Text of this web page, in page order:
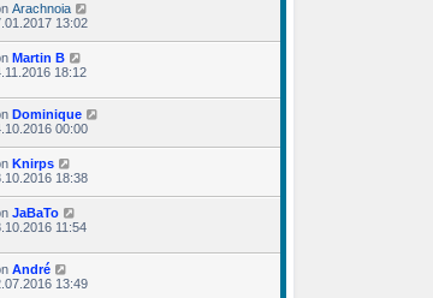
Arachnoia
13:02
Martin B
18:12
Dominique
00:00
Knirps
18:38
JaBaTo
11:54
André
13:49